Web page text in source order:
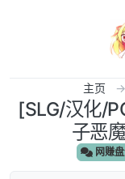
主页
[SLG/汉化/
子恶
网赚